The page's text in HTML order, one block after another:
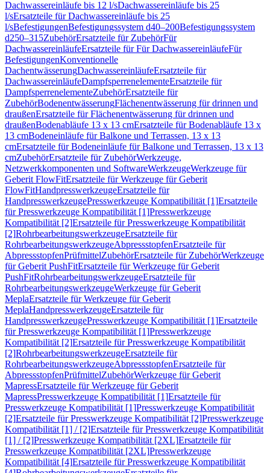
Dachwassereinläufe bis 12 l/sDachwassereinläufe bis 25
l/sErsatzteile für Dachwassereinläufe bis 25
l/sBefestigungenBefestigungssystem d40–200Befestigungssystem
d250–315ZubehörErsatzteile für ZubehörFür
DachwassereinläufeErsatzteile für Für DachwassereinläufeFür
BefestigungenKonventionelle
DachentwässerungDachwassereinläufeErsatzteile für
DachwassereinläufeDampfsperrenelementeErsatzteile für
DampfsperrenelementeZubehörErsatzteile für
ZubehörBodenentwässerungFlächenentwässerung für drinnen und
draußenErsatzteile für Flächenentwässerung für drinnen und
draußenBodenabläufe 13 x 13 cmErsatzteile für Bodenabläufe 13 x
13 cmBodeneinläufe für Balkone und Terrassen, 13 x 13
cmErsatzteile für Bodeneinläufe für Balkone und Terrassen, 13 x 13
cmZubehörErsatzteile für ZubehörWerkzeuge,
Netzwerkkomponenten und SoftwareWerkzeugeWerkzeuge für
Geberit FlowFitErsatzteile für Werkzeuge für Geberit
FlowFitHandpresswerkzeugeErsatzteile für
HandpresswerkzeugePresswerkzeuge Kompatibilität [1]Ersatzteile
für Presswerkzeuge Kompatibilität [1]Presswerkzeuge
Kompatibilität [2]Ersatzteile für Presswerkzeuge Kompatibilität
[2]RohrbearbeitungswerkzeugeErsatzteile für
RohrbearbeitungswerkzeugeAbpressstopfenErsatzteile für
AbpressstopfenPrüfmittelZubehörErsatzteile für ZubehörWerkzeuge
für Geberit PushFitErsatzteile für Werkzeuge für Geberit
PushFitRohrbearbeitungswerkzeugeErsatzteile für
RohrbearbeitungswerkzeugeWerkzeuge für Geberit
MeplaErsatzteile für Werkzeuge für Geberit
MeplaHandpresswerkzeugeErsatzteile für
HandpresswerkzeugePresswerkzeuge Kompatibilität [1]Ersatzteile
für Presswerkzeuge Kompatibilität [1]Presswerkzeuge
Kompatibilität [2]Ersatzteile für Presswerkzeuge Kompatibilität
[2]RohrbearbeitungswerkzeugeErsatzteile für
RohrbearbeitungswerkzeugeAbpressstopfenErsatzteile für
AbpressstopfenPrüfmittelZubehörWerkzeuge für Geberit
MapressErsatzteile für Werkzeuge für Geberit
MapressPresswerkzeuge Kompatibilität [1]Ersatzteile für
Presswerkzeuge Kompatibilität [1]Presswerkzeuge Kompatibilität
[2]Ersatzteile für Presswerkzeuge Kompatibilität [2]Presswerkzeuge
Kompatibilität [1] / [2]Ersatzteile für Presswerkzeuge Kompatibilität
[1] / [2]Presswerkzeuge Kompatibilität [2XL]Ersatzteile für
Presswerkzeuge Kompatibilität [2XL]Presswerkzeuge
Kompatibilität [4]Ersatzteile für Presswerkzeuge Kompatibilität